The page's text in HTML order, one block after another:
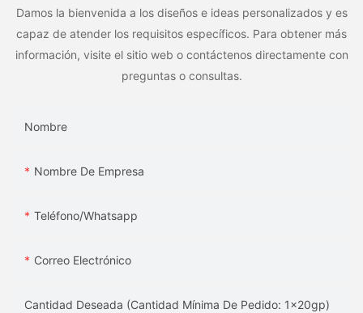
Damos la bienvenida a los diseños e ideas personalizados y es
capaz de atender los requisitos específicos. Para obtener más
información, visite el sitio web o contáctenos directamente con
preguntas o consultas.
Nombre
Nombre De Empresa
Teléfono/whatsapp
Correo Electrónico
Cantidad Deseada (Cantidad Mínima De Pedido: 1x20gp)